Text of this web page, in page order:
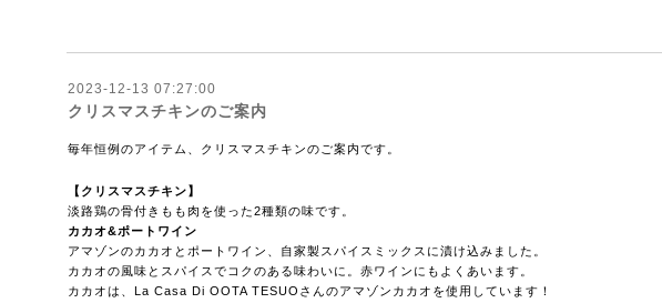
2023-12-13 07:27:00
クリスマスチキンのご案内
毎年恒例のアイテム、クリスマスチキンのご案内です。
【クリスマスチキン】
淡路鶏の骨付きもも肉を使った2種類の味です。
カカオ&ポートワイン
アマゾンのカカオとポートワイン、自家製スパイスミックスに漬け込みました。
カカオの風味とスパイスでコクのある味わいに。赤ワインにもよくあいます。
カカオは、La Casa Di OOTA TESUOさんのアマゾンカカオを使用しています！